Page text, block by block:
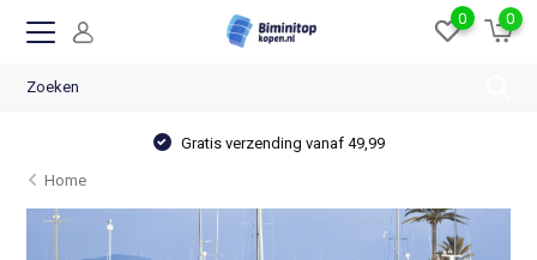
0 0
Ruime voorraad & breed assortiment
Home